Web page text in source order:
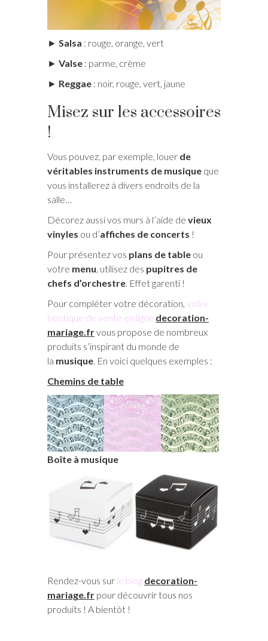
► Salsa : rouge, orange, vert
► Valse : parme, crème
► Reggae : noir, rouge, vert, jaune
Misez sur les accessoires
!
Vous pouvez, par exemple, louer de
véritables instruments de musique que
vous installerez à divers endroits de la
salle…
Décorez aussi vos murs à l’aide de vieux
vinyles ou d’affiches de concerts !
Pour présentez vos plans de table ou
votre menu , utilisez des pupitres de
chefs d’orchestre . Effet garenti !
Pour compléter votre décoration, votre
boutique de vente en ligne decoration-
mariage.frvous propose de nombreux
produits s’inspirant du monde de
la musique . En voici quelques exemples :
Chemins de table
Boîte à musique
Rendez-vous sur le blog decoration-
mariage.fr pour découvrir tous nos
produits ! A bientôt !